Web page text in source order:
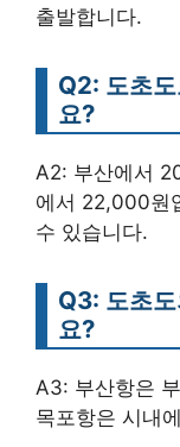
출발합니다.
Q2: 도초
요?
A2: 부산에서
에서 22,000원
수 있습니다.
Q3: 도초
요?
A3: 부산항은
목포항은 시내